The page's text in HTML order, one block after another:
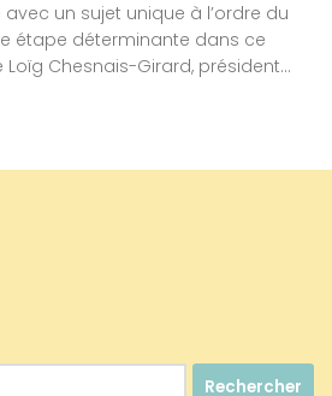
un sujet unique à l’ordre du
étape déterminante dans ce
Chesnais-Girard, président...